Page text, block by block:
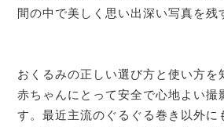
間の中で美しく思い出深い写真を残
おくるみの正しい選び方と使い方を
赤ちゃんにとって安全で心地よい撮
す。最近主流のぐるぐる巻き以外に